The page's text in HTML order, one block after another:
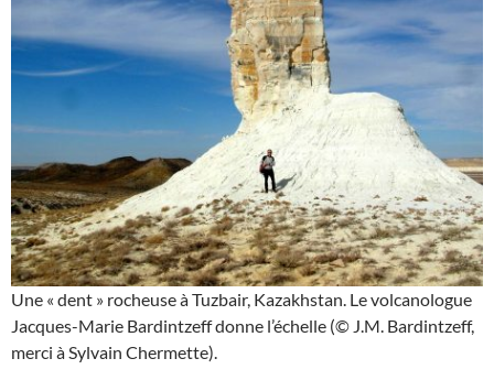
Une « dent » rocheuse à Tuzbair, Kazakhstan. Le volcanologue
Jacques-Marie Bardintzeff donne l’échelle (© J.M. Bardintzeff,
merci à Sylvain Chermette).